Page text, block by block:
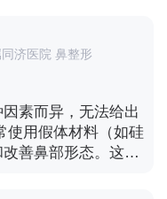
合情况等。 - 牙齿
疗操作对鼻部的影
：整体健康状况和
治疗的耐受能力。
法等待隆鼻手术完
进行权衡和决策。
些保护措施，如使
会有不同的收费标
材料也会对费用产
是一个重要的考虑
还应该考虑医生的
施、手术的安全性
费用有疑问，建议咨
的收费情况和手术
济医院 鼻整形
素而异，无法给出
使用假体材料（如硅
善鼻部形态。这些